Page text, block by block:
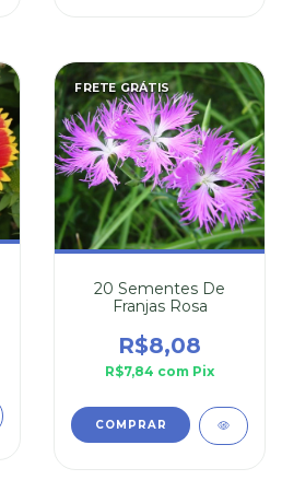
FRETE GRÁTIS
20 Sementes De
Franjas Rosa
R$8,08
R$7,84 com Pix